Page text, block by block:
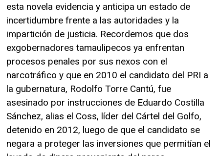
esta novela evidencia y anticipa un estado de
incertidumbre frente a las autoridades y la
impartición de justicia. Recordemos que dos
exgobernadores tamaulipecos ya enfrentan
procesos penales por sus nexos con el
narcotráfico y que en 2010 el candidato del PRI a
la gubernatura, Rodolfo Torre Cantú, fue
asesinado por instrucciones de Eduardo Costilla
Sánchez, alias el Coss, líder del Cártel del Golfo,
detenido en 2012, luego de que el candidato se
negara a proteger las inversiones que permitían el